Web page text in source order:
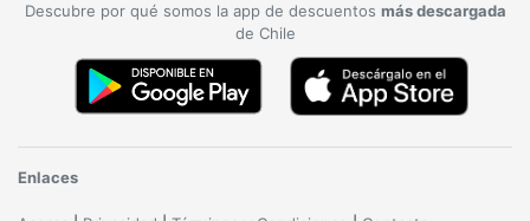
Descubre por qué somos la app de descuentos más descargada
de Chile
Enlaces